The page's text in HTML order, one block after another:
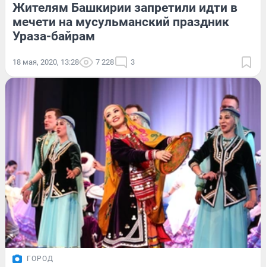
Жителям Башкирии запретили идти в
мечети на мусульманский праздник
Ураза-байрам
18 мая, 2020, 13:28 7 228 3
ГОРОД